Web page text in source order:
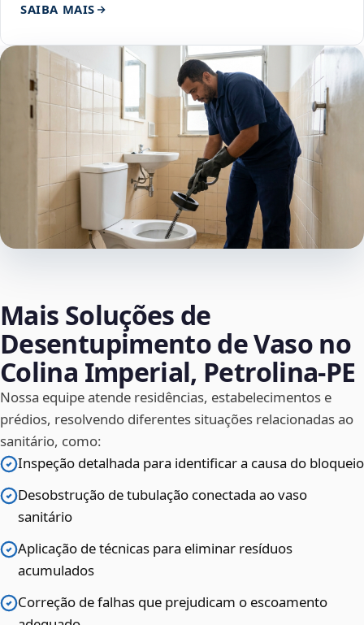
SAIBA MAIS
Mais Soluções de
Desentupimento de Vaso no
Colina Imperial, Petrolina‑PE
Nossa equipe atende residências, estabelecimentos e
prédios, resolvendo diferentes situações relacionadas ao
sanitário, como:
Inspeção detalhada para identificar a causa do bloqueio
Desobstrução de tubulação conectada ao vaso
sanitário
Aplicação de técnicas para eliminar resíduos
acumulados
Correção de falhas que prejudicam o escoamento